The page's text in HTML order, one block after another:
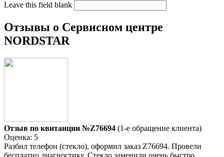
Leave this field blank
Отзывы о Сервисном центре
NORDSTAR
Отзыв по квитанции №Z76694 (1-е обращение клиента)
Оценка: 5
Разбил телефон (стекло), оформил заказ Z76694. Провели